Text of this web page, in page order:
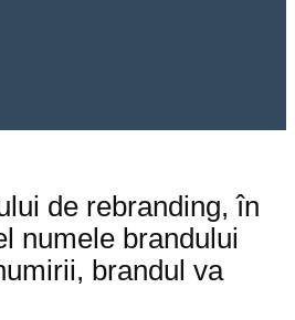
de rebranding, în
numele brandului
brandul va